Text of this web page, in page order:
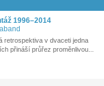
1996–2014
retrospektiva v dvaceti jedna
přináší průřez proměnlivou...